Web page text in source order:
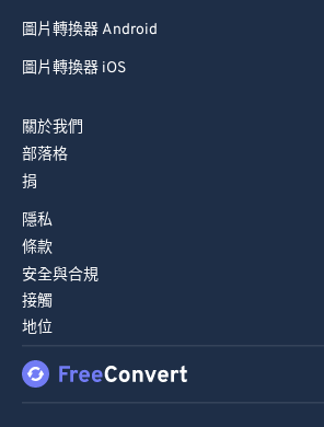
圖片轉換器 Android
圖片轉換器 iOS
關於我們
部落格
捐
隱私
條款
安全與合規
接觸
地位